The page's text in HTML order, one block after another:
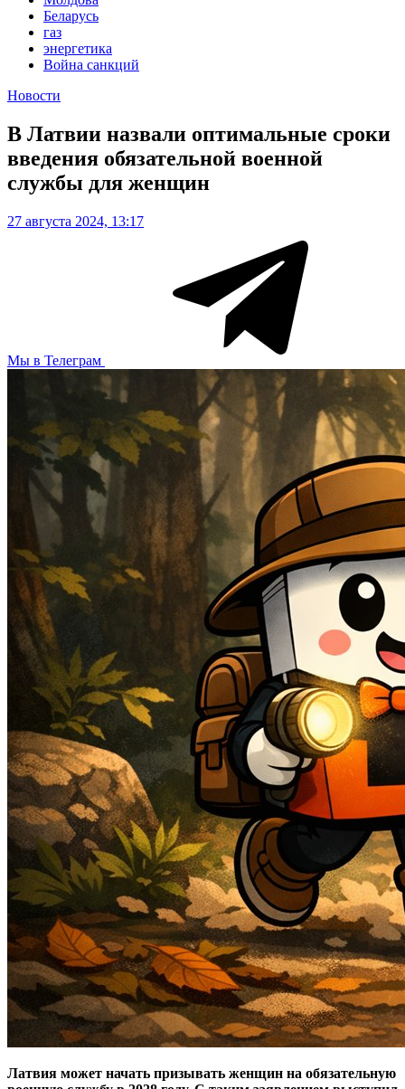
Беларусь
газ
энергетика
Война санкций
Новости
В Латвии назвали оптимальные сроки
введения обязательной военной
службы для женщин
27 августа 2024, 13:17
Мы в Телеграм
Латвия может начать призывать женщин на обязательную